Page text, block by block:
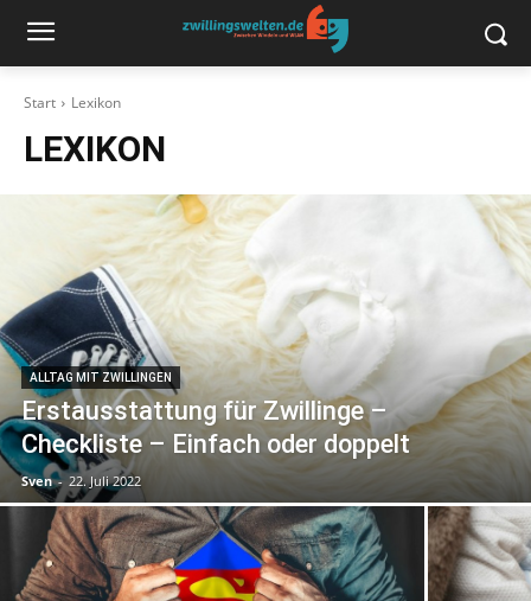
Start Lexikon
LEXIKON
ALLTAG MIT ZWILLINGEN
Erstausstattung für Zwillinge –
Checkliste – Einfach oder doppelt
Sven - 22. Juli 2022